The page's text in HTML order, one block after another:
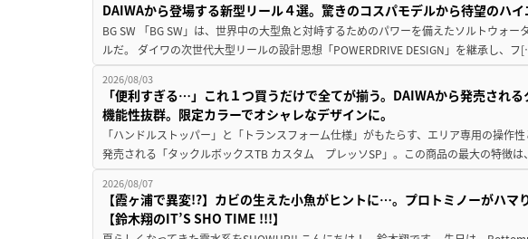
DAIWAから登場する新型リール４選。驚きのコスパモデルから待望のハイ
BG SW 「BG SW」は、世界中の大型魚と対峙するためのパワーを備えたソルトウォー
ルだ。 ダイワの次世代大型リールの設計思想「POWERDRIVE DESIGN」を継承し、
2026/08/03
「便利すぎる…」これ１つ買うだけで全てが揃う。DAIWAから発売され
機能性抜群。限定カラーでオシャレなデザインに。
「ハンドルストッパー」と「トランスフォーム仕様」がもたらす、エリア専用の操作
発売される「タックルボックスTB カスタム プレッソSP」。この商品の最大の特徴
2026/08/07
【霞ヶ浦で異変!?】カビの生えた小魚がヒントに…。プロトミノーがハマ
【鈴木翔のIT’S SHO TIME !!!】